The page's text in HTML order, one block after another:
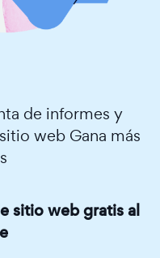
de informes y
web Gana más
sitio web gratis al